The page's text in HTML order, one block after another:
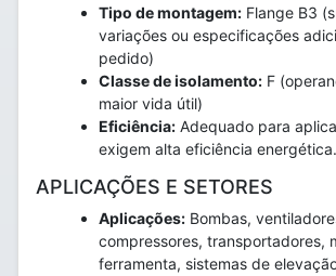
Tipo de montagem: Flange B3
variações ou especificações
pedido)
Classe de isolamento: F
maior vida útil)
Eficiência: Adequado para
exigem alta eficiência energética.
APLICAÇÕES E SETORES
Aplicações: Bombas,
compressores, transportadores,
ferramenta, sistemas de